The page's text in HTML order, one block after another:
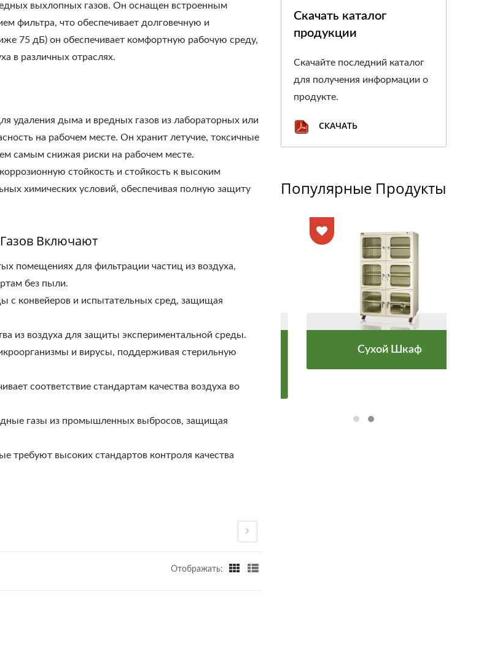
выхлопных газов. Он оснащен встроенным
фильтра, что обеспечивает долговечную и
75 дБ) он обеспечивает комфортную рабочую среду,
в различных отраслях.
удаления дыма и вредных газов из лабораторных или
на рабочем месте. Он хранит летучие, токсичные
самым снижая риски на рабочем месте.
стойкость и стойкость к высоким
химических условий, обеспечивая полную защиту
Включают
помещениях для фильтрации частиц из воздуха,
без пыли.
с конвейеров и испытательных сред, защищая
из воздуха для защиты экспериментальной среды.
и вирусы, поддерживая стерильную
соответствие стандартам качества воздуха во
газы из промышленных выбросов, защищая
требуют высоких стандартов контроля качества
Отображать:
Скачать каталог
продукции
Скачайте последний каталог
для получения информации о
продукте.
СКАЧАТЬ
Популярные Продукты
Устройство Для
Сухой Шкаф